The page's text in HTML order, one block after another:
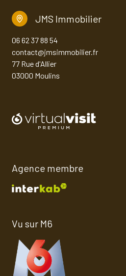
JMS Immobilier
06 62 37 88 54
contact@jmsimmobilier.fr
77 Rue d'Allier
03000 Moulins
Agence membre
Vu sur M6